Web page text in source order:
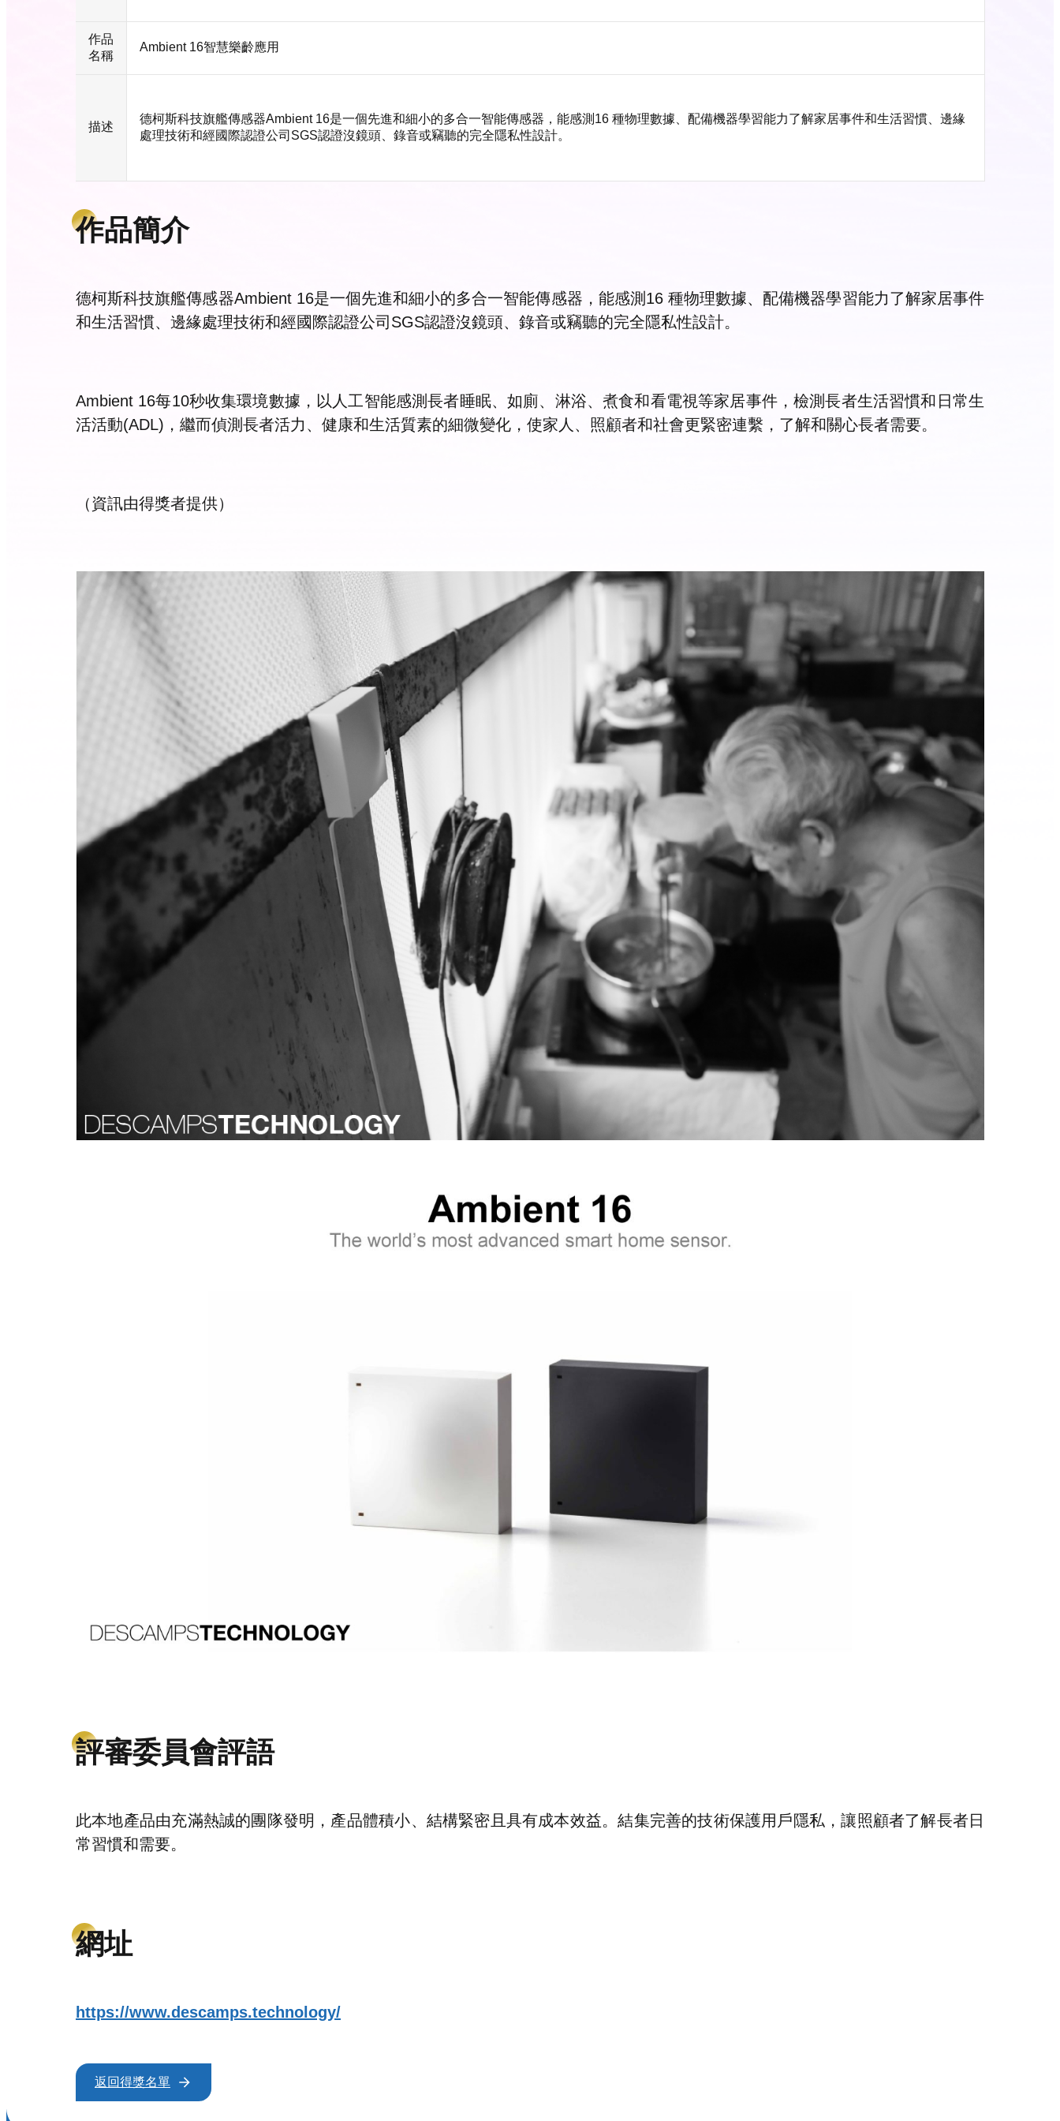
作品
名稱
Ambient 16智慧樂齡應用
描述
德柯斯科技旗艦傳感器Ambient 16是一個先進和細小的多合一智能傳感器，能感測16 種物理數據、配備機器學習能力了解家居事件和生活習慣、邊緣
處理技術和經國際認證公司SGS認證沒鏡頭、錄音或竊聽的完全隱私性設計。
作品簡介
德柯斯科技旗艦傳感器Ambient 16是一個先進和細小的多合一智能傳感器，能感測16 種物理數據、配備機器學習能力了解家居事件
和生活習慣、邊緣處理技術和經國際認證公司SGS認證沒鏡頭、錄音或竊聽的完全隱私性設計。
Ambient 16每10秒收集環境數據，以人工智能感測長者睡眠、如廁、淋浴、煮食和看電視等家居事件，檢測長者生活習慣和日常生
活活動(ADL)，繼而偵測長者活力、健康和生活質素的細微變化，使家人、照顧者和社會更緊密連繫，了解和關心長者需要。
（資訊由得獎者提供）
評審委員會評語
此本地產品由充滿熱誠的團隊發明，產品體積小、結構緊密且具有成本效益。結集完善的技術保護用戶隱私，讓照顧者了解長者日
常習慣和需要。
網址
https://www.descamps.technology/
返回得獎名單